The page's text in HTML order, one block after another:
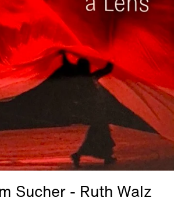
Sucher - Ruth Walz